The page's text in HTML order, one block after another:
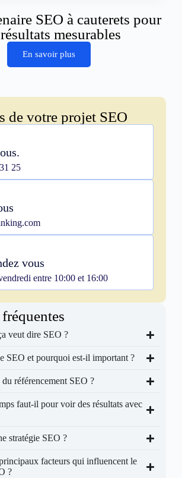
SEO à cauterets pour
mesurables
En savoir plus
de votre projet SEO
25
vous
entre 10:00 et 16:00
veut dire SEO ?
SEO et pourquoi est-il important ?
référencement SEO ?
faut-il pour voir des résultats avec
stratégie SEO ?
facteurs qui influencent le
?